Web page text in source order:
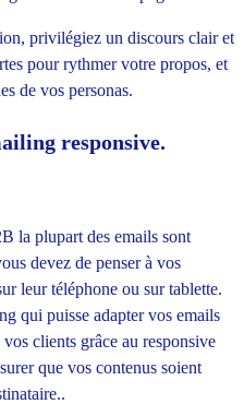
privilégiez un discours clair et
pour rythmer votre propos, et
de vos personas.
responsive.
la plupart des emails sont
devez de penser à vos
leur téléphone ou sur tablette.
qui puisse adapter vos emails
clients grâce au responsive
que vos contenus soient